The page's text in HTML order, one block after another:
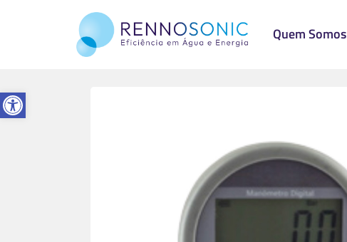
Abrir a barra de ferramentas
Quem Somos